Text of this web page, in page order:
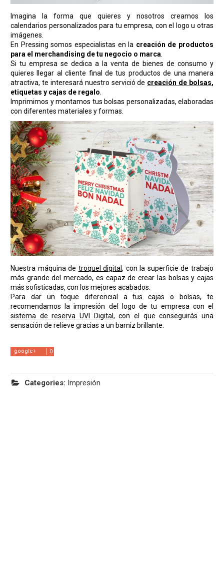
Imagina la forma que quieres y nosotros creamos los
calendarios personalizados para tu empresa, con el logo u otras
imágenes.
En Pressing somos especialistas en la creación de productos
para el merchandising de tu negocio o marca
Si tu empresa se dedica a la venta de bienes de consumo y
quieres llegar al cliente final de tus productos de una manera
atractiva, te interesará nuestro servició de creación de bolsas,
etiquetas y cajas de regalo
Imprimimos y montamos tus bolsas personalizadas, elaboradas
con diferentes materiales y formas.
Nuestra máquina de troquel digital, con la superficie de trabajo
más grande del mercado, es capaz de crear las bolsas y cajas
más sofisticadas, con los mejores acabados.
Para dar un toque diferencial a tus cajas o bolsas, te
recomendamos la impresión del logo de tu empresa con el
sistema de reserva UVI Digital, con el que conseguirás una
sensación de relieve gracias a un barniz brillante.
0
google+
Categories: Impresión